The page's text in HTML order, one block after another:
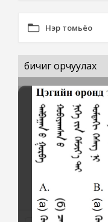
Нэр томьёо
бичиг орчуулах